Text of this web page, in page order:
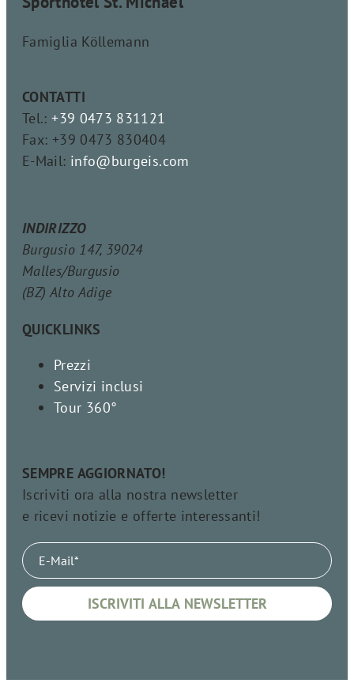
Famiglia Köllemann
CONTATTI
Tel.:+39 0473 831121
Fax: +39 0473 830404
E-Mail: info@burgeis.com
INDIRIZZO
Burgusio 147, 39024
Malles/Burgusio
(BZ) Alto Adige
QUICKLINKS
Prezzi
Servizi inclusi
Tour 360°
SEMPRE AGGIORNATO!
Iscriviti ora alla nostra newsletter
e ricevi notizie e offerte interessanti!